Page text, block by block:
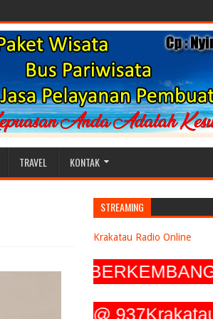
TRAVEL KONTAK
STREAMING
Krakatau Radio Online
@